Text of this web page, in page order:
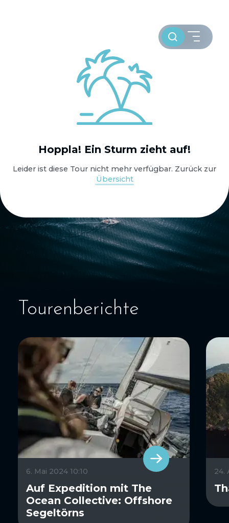
WELTWEIT SEGELN
OSTSEE SEGELTÖRNS
SERVICE
SEGELBLOG
Toursuche
Hoppla! Ein Sturm zieht auf!
Leider ist diese Tour nicht mehr verfügbar. Zurück zur
Übersicht
Tourenberichte
6. Mai 2024 10:10
Auf Expedition mit The
Ocean Collective: Offshore
Segeltörns
24.